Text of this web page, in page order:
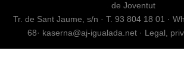
de Joventut
Tr. de Sant Jaume, s/n · T. 93 804 18 01 ·
68· kaserna@aj-igualada.net · Legal,